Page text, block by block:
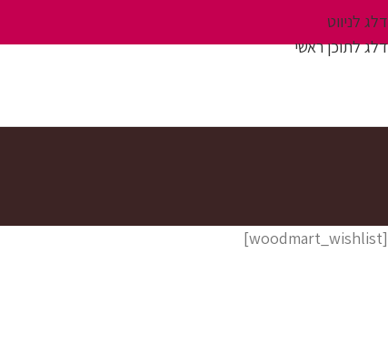
דלג לניווט
דלג לתוכן ראשי
[woodmart_wishlist]